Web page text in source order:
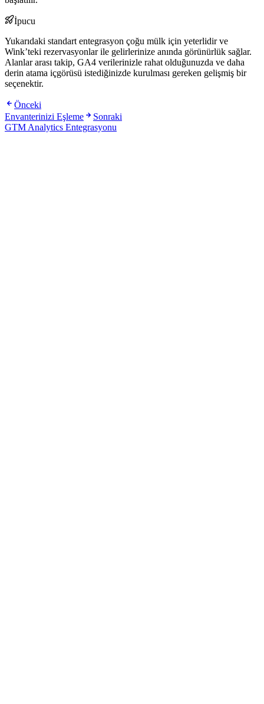
İpucu
Yukarıdaki standart entegrasyon çoğu mülk için yeterlidir ve
Wink’teki rezervasyonlar ile gelirlerinize anında görünürlük sağlar.
Alanlar arası takip, GA4 verilerinizle rahat olduğunuzda ve daha
derin atama içgörüsü istediğinizde kurulması gereken gelişmiş bir
seçenektir.
Önceki
Envanterinizi Eşleme
Sonraki
GTM Analytics Entegrasyonu